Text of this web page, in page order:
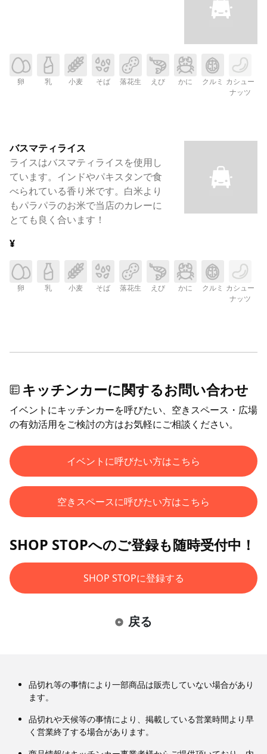
卵 乳 小麦 そば 落花生 えび かに クルミ カシュー
ナッツ
バスマティライス
ライスはバスマティライスを使用し
ています。インドやパキスタンで食
べられている香り米です。白米より
もパラパラのお米で当店のカレーに
とても良く合います！
¥
卵 乳 小麦 そば 落花生 えび かに クルミ カシュー
ナッツ
キッチンカーに関するお問い合わせ
イベントにキッチンカーを呼びたい、空きスペース・広場
の有効活用をご検討の方はお気軽にご相談ください。
イベントに呼びたい方はこちら
空きスペースに呼びたい方はこちら
SHOP STOPへのご登録も随時受付中！
SHOP STOPに登録する
戻る
品切れ等の事情により一部商品は販売していない場合があり
ます。
品切れや天候等の事情により、掲載している営業時間より早
く営業終了する場合があります。